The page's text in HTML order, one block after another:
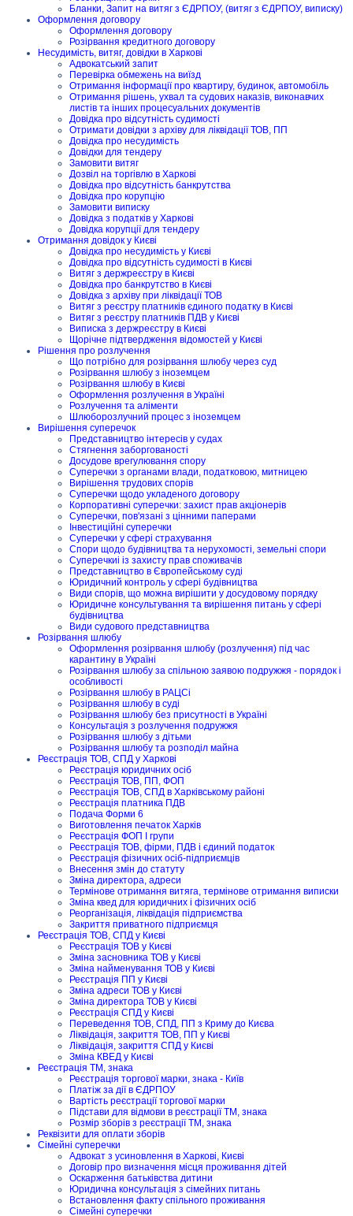
Бланки, Запит на витяг з ЄДРПОУ, (витяг з ЄДРПОУ, виписку)
Оформлення договору
Оформлення договору
Розірвання кредитного договору
Несудимість, витяг, довідки в Харкові
Адвокатський запит
Перевірка обмежень на виїзд
Отримання інформації про квартиру, будинок, автомобіль
Отримання рішень, ухвал та судових наказів, виконавчих
листів та інших процесуальних документів
Довідка про відсутність судимості
Отримати довідки з архіву для ліквідації ТОВ, ПП
Довідка про несудимість
Довідки для тендеру
Замовити витяг
Дозвіл на торгівлю в Харкові
Довідка про відсутність банкрутства
Довідка про корупцію
Замовити виписку
Довідка з податків у Харкові
Довідка корупції для тендеру
Отримання довідок у Києві
Довідка про несудимість у Києві
Довідка про відсутність судимості в Києві
Витяг з держреєстру в Києві
Довідка про банкрутство в Києві
Довідка з архіву при ліквідації ТОВ
Витяг з реєстру платників єдиного податку в Києві
Витяг з реєстру платників ПДВ у Києві
Виписка з держреєстру в Києві
Щорічне підтвердження відомостей у Києві
Рішення про розлучення
Що потрібно для розірвання шлюбу через суд
Розірвання шлюбу з іноземцем
Розірвання шлюбу в Києві
Оформлення розлучення в Україні
Розлучення та аліменти
Шлюборозлучний процес з іноземцем
Вирішення суперечок
Представництво інтересів у судах
Стягнення заборгованості
Досудове врегулювання спору
Суперечки з органами влади, податковою, митницею
Вирішення трудових спорів
Суперечки щодо укладеного договору
Корпоративні суперечки: захист прав акціонерів
Суперечки, пов'язані з цінними паперами
Інвестиційні суперечки
Суперечки у сфері страхування
Спори щодо будівництва та нерухомості, земельні спори
Суперечкиі із захисту прав споживачів
Представництво в Європейському суді
Юридичний контроль у сфері будівництва
Види спорів, що можна вирішити у досудовому порядку
Юридичне консультування та вирішення питань у сфері
будівництва
Види судового представництва
Розірвання шлюбу
Оформлення розірвання шлюбу (розлучення) під час
карантину в Україні
Розірвання шлюбу за спільною заявою подружжя - порядок і
особливості
Розірвання шлюбу в РАЦСі
Розірвання шлюбу в суді
Розірвання шлюбу без присутності в Україні
Консультація з розлучення подружжя
Розірвання шлюбу з дітьми
Розірвання шлюбу та розподіл майна
Реєстрація ТОВ, СПД у Харкові
Реєстрація юридичних осіб
Реєстрація ТОВ, ПП, ФОП
Реєстрація ТОВ, СПД в Харківському районі
Реєстрація платника ПДВ
Подача Форми 6
Виготовлення печаток Харків
Реєстрація ФОП I групи
Реєстрація ТОВ, фірми, ПДВ і єдиний податок
Реєстрація фізичних осіб-підприємців
Внесення змін до статуту
Зміна директора, адреси
Термінове отримання витяга, термінове отримання виписки
Зміна квед для юридичних і фізичних осіб
Реорганізація, ліквідація підприємства
Закриття приватного підприємця
Реєстрація ТОВ, СПД у Києві
Реєстрація ТОВ у Києві
Зміна засновника ТОВ у Києві
Зміна найменування ТОВ у Києві
Реєстрація ПП у Києві
Зміна адреси ТОВ у Києві
Зміна директора ТОВ у Києві
Реєстрація СПД у Києві
Переведення ТОВ, СПД, ПП з Криму до Києва
Ліквідація, закриття ТОВ, ПП у Києві
Ліквідація, закриття СПД у Києві
Зміна КВЕД у Києві
Реєстрація ТМ, знака
Реєстрація торгової марки, знака - Київ
Платіж за дії в ЄДРПОУ
Вартість реєстрації торгової марки
Підстави для відмови в реєстрації ТМ, знака
Розмір зборів з реєстрації ТМ, знака
Реквізити для оплати зборів
Сімейні суперечки
Адвокат з усиновлення в Харкові, Києві
Договір про визначення місця проживання дітей
Оскарження батьківства дитини
Юридична консультація з сімейних питань
Встановлення факту спільного проживання
Сімейні суперечки